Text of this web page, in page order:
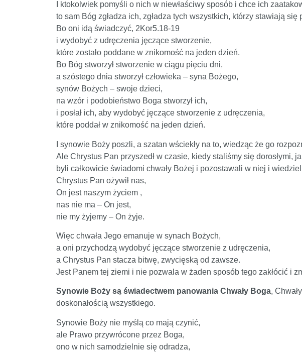
I ktokolwiek pomyśli o nich w niewłaściwy sposób i chce ich
to sam Bóg zgładza ich, zgładza tych wszystkich, którzy stawiają się
Bo oni idą świadczyć, 2Kor5.18-19
i wydobyć z udręczenia jęczące stworzenie,
które zostało poddane w znikomość na jeden dzień.
Bo Bóg stworzył stworzenie w ciągu pięciu dni,
a szóstego dnia stworzył człowieka – syna Bożego,
synów Bożych – swoje dzieci,
na wzór i podobieństwo Boga stworzył ich,
i posłał ich, aby wydobyć jęczące stworzenie z udręczenia,
które poddał w znikomość na jeden dzień.
I synowie Boży poszli, a szatan wściekły na to, wiedząc że go
Ale Chrystus Pan przyszedł w czasie, kiedy staliśmy się dorosłymi,
byli całkowicie świadomi chwały Bożej i pozostawali w niej i
Chrystus Pan ożywił nas,
On jest naszym życiem ,
nas nie ma – On jest,
nie my żyjemy – On żyje.
Więc chwała Jego emanuje w synach Bożych,
a oni przychodzą wydobyć jęczące stworzenie z udręczenia,
a Chrystus Pan stacza bitwę, zwycięską od zawsze.
Jest Panem tej ziemi i nie pozwala w żaden sposób tego zakłócić i
Synowie Boży są świadectwem panowania Chwały Boga,
doskonałością wszystkiego.
Synowie Boży nie myślą co mają czynić,
ale Prawo przywrócone przez Boga,
ono w nich samodzielnie się odradza,